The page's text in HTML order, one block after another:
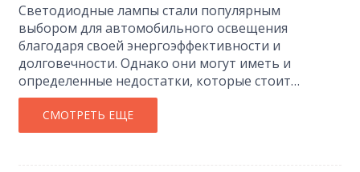
Светодиодные лампы стали популярным
выбором для автомобильного освещения
благодаря своей энергоэффективности и
долговечности. Однако они могут иметь и
определенные недостатки, которые стоит
учитывать при выборе. Например, такие лампы
могут не обеспечивать достаточно яркий пучок
света или требовать специальных адаптеров для
СМОТРЕТЬ ЕЩЕ